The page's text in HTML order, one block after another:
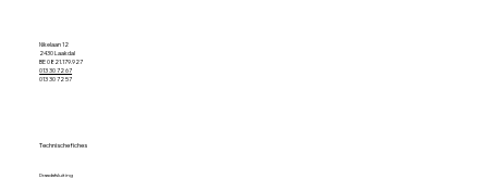
Nikelaan 12
2430 Laakdal
BE 0821.179.927
013 30 72 67
013 30 72 57
Technische fiches
Draadafsluiting